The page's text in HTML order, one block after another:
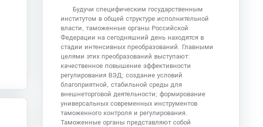
Будучи специфическим государственным
институтом в общей структуре исполнительной
власти, таможенные органы Российской
Федерации на сегодняшний день находятся в
стадии интенсивных преобразований. Главными
целями этих преобразований выступают:
качественное повышение эффективности
регулирования ВЭД; создание условий
благоприятной, стабильной среды для
внешнеторговой деятельности; формирование
универсальных современных инструментов
таможенного контроля и регулирования.
Таможенные органы представляют собой